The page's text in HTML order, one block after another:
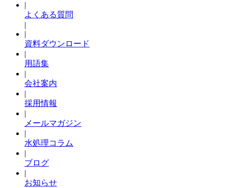
|
よくある質問
|
|
資料ダウンロード
|
用語集
|
会社案内
|
採用情報
|
メールマガジン
|
水処理コラム
|
ブログ
|
お知らせ